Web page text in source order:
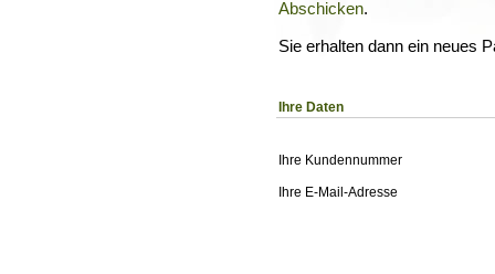
Abschicken.
Sie erhalten dann ein neues
Ihre Daten
Ihre Kundennummer
Ihre E-Mail-Adresse